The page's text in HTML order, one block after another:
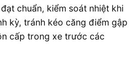
chuẩn, kiểm soát nhiệt khi
kỳ, tránh kéo căng điểm gập
cấp trong xe trước các